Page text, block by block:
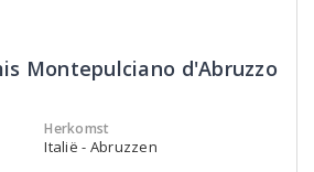
Montepulciano d'Abruzzo
Herkomst
Italië - Abruzzen